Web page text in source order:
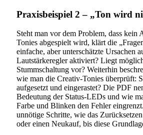
Praxisbeispiel 2 – „Ton wird
Steht man vor dem Problem, dass kein
Tonies abgespielt wird, klärt die
einfache, aber unterschätzte Ursachen
Lautstärkeregler aktiviert? Liegt
Stummschaltung vor? Weiterhin
wie man die Creativ-Tonies überprüft:
aufgesetzt und eingerastet? Die PDF
Bedeutung der Status-LEDs und wie
Farbe und Blinken den Fehler
unnötige Schritte, wie das
oder einen Neukauf, bis diese